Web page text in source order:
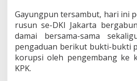
n
g
h
u
n
i
Gayungpun tersambut, hari ini
rusun se-DKI Jakarta
damai bersama-sama
pengaduan berikut bukti-bukti
korupsi oleh pengembang ke
KPK.